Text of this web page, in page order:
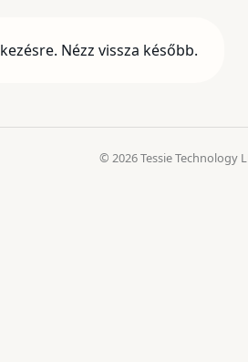
Nézz vissza később.
© 2026 Tessie Technology